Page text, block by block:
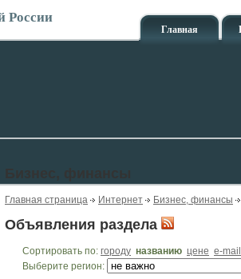
России
Главная
Главная страница Интернет Бизнес, финансы
Объявления раздела
Сортировать по: городу названию цене e-mail
Выберите регион: